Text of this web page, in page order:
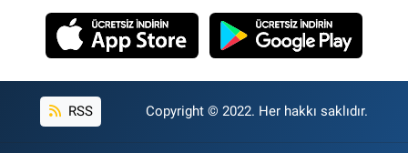
RSS Copyright © 2022. Her hakkı saklıdır.